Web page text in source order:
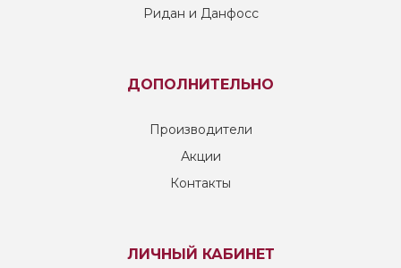
Ридан и Данфосс
ДОПОЛНИТЕЛЬНО
Производители
Акции
Контакты
ЛИЧНЫЙ КАБИНЕТ